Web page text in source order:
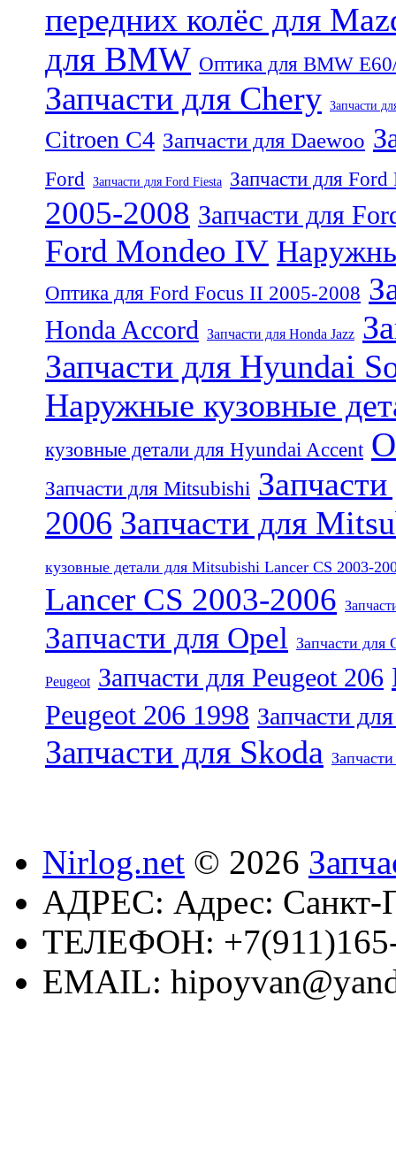
передних колёс для
для BMW Оптика для BMW
Запчасти для Chery Запчасти
Citroen C4 Запчасти для Daewoo
Ford Запчасти для Ford Fiesta Запчасти для Ford
2005-2008 Запчасти для
Ford Mondeo IV
Оптика для Ford Focus II 2005-2008
Honda Accord Запчасти для Honda Jazz
Запчасти для Hyundai
Наружные кузовные
кузовные детали для Hyundai Accent
Запчасти для Mitsubishi
2006 Запчасти для
кузовные детали для Mitsubishi Lancer CS 2003-
Lancer CS 2003-2006
Запчасти для Opel Запчасти для
Peugeot Запчасти для Peugeot 206
Peugeot 206 1998 Запчасти
Запчасти для Skoda
Nirlog.net © 2026
АДРЕС: Адрес: Санкт-
ТЕЛЕФОН:
EMAIL: